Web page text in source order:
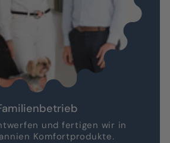
und fertigen wir in
Komfortprodukte.